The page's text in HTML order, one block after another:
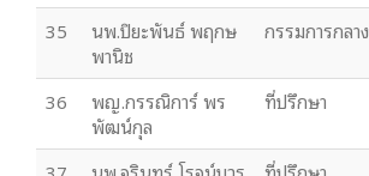
35
นพ.ปิยะพันธ์ พฤกษ
พานิช
กรรมการกลาง
36
พญ.กรรณิการ์ พร
พัฒน์กุล
ที่ปรึกษา